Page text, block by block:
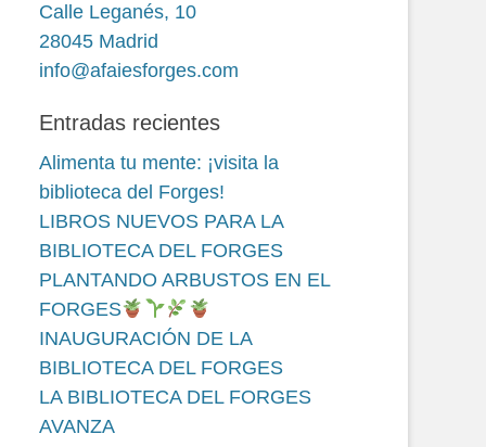
Calle Leganés, 10
28045 Madrid
info@afaiesforges.com
Entradas recientes
Alimenta tu mente: ¡visita la
biblioteca del Forges!
LIBROS NUEVOS PARA LA
BIBLIOTECA DEL FORGES
PLANTANDO ARBUSTOS EN EL
FORGES
INAUGURACIÓN DE LA
BIBLIOTECA DEL FORGES
LA BIBLIOTECA DEL FORGES
AVANZA